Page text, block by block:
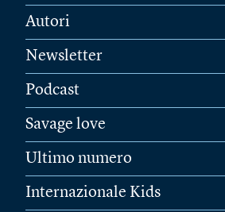
Autori
Newsletter
Podcast
Savage love
Ultimo numero
Internazionale Kids